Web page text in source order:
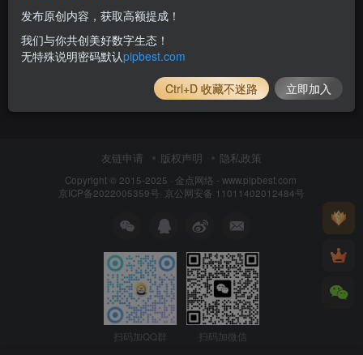
友链申请 版权声明 隐私政策
Copyright © 2015-2025 · 金点网络 - www.pipbest.com
京ICP备2022005359号· 京公网安备 11011402012484号
扫码加QQ群 扫码加微信
发布原创内容，获取高额提成！
我们与你共创美好数字生态！
无特殊说明密码默认pipbest.com
Ctrl+D 收藏不迷路 立即加入